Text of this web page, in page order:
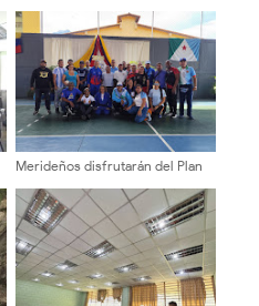
Merideños disfrutarán del Plan